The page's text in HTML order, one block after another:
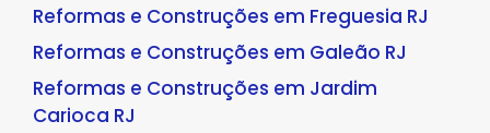
Reformas e Construções em Freguesia RJ
Reformas e Construções em Galeão RJ
Reformas e Construções em Jardim
Carioca RJ